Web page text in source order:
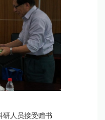
研人员接受赠书